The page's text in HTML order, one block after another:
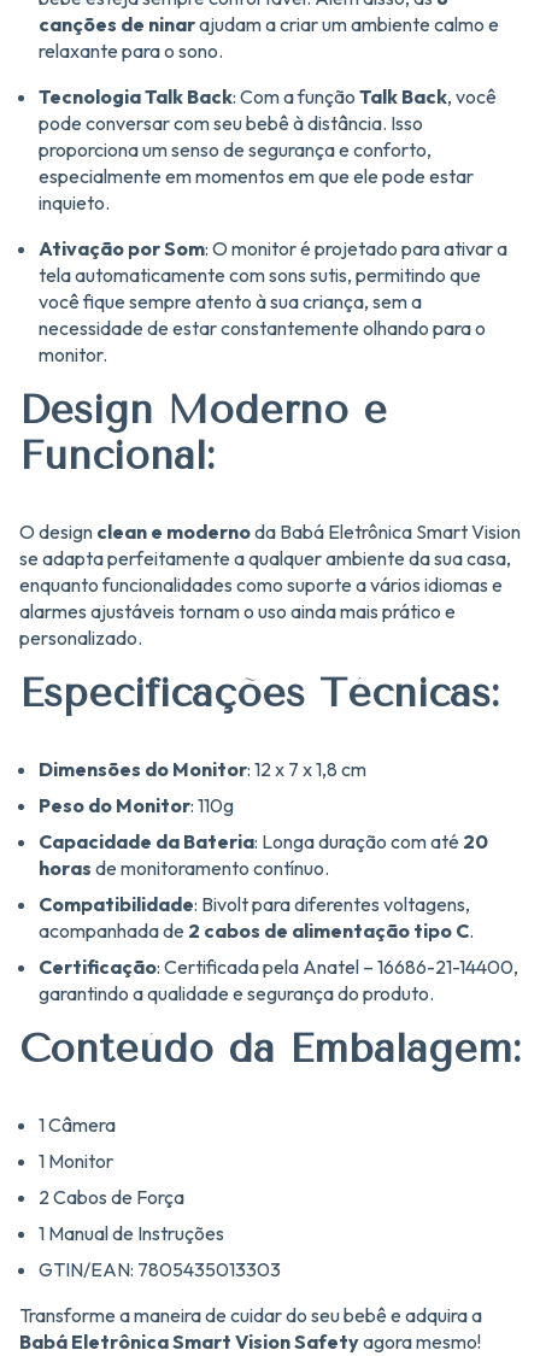
canções de ninarajudam a criar um ambiente calmo e
relaxante para o sono.
Tecnologia Talk Back: Com a função Talk Back, você
pode conversar com seu bebê à distância. Isso
proporciona um senso de segurança e conforto,
especialmente em momentos em que ele pode estar
inquieto.
Ativação por Som: O monitor é projetado para ativar a
tela automaticamente com sons sutis, permitindo que
você fique sempre atento à sua criança, sem a
necessidade de estar constantemente olhando para o
monitor.
Design Moderno e
Funcional:
O design clean e modernoda Babá Eletrônica Smart Vision
se adapta perfeitamente a qualquer ambiente da sua casa,
enquanto funcionalidades como suporte a vários idiomas e
alarmes ajustáveis tornam o uso ainda mais prático e
personalizado.
Especificações Técnicas:
Dimensões do Monitor: 12 x 7 x 1,8 cm
Peso do Monitor: 110g
Capacidade da Bateria: Longa duração com até 20
horas de monitoramento contínuo.
Compatibilidade: Bivolt para diferentes voltagens,
acompanhada de 2 cabos de alimentação tipo C.
Certificação: Certificada pela Anatel – 16686-21-14400,
garantindo a qualidade e segurança do produto.
Conteúdo da Embalagem:
1 Câmera
1 Monitor
2 Cabos de Força
1 Manual de Instruções
GTIN/EAN: 7805435013303
Transforme a maneira de cuidar do seu bebê e adquira a
Babá Eletrônica Smart Vision Safetyagora mesmo!